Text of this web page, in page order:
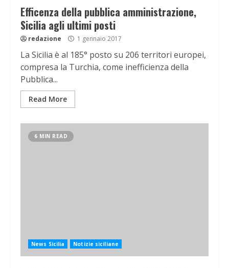
Efficenza della pubblica amministrazione,
Sicilia agli ultimi posti
redazione 1 gennaio 2017
La Sicilia è al 185° posto su 206 territori europei,
compresa la Turchia, come inefficienza della
Pubblica...
Read More
6 MIN READ
News Sicilia Notizie siciliane